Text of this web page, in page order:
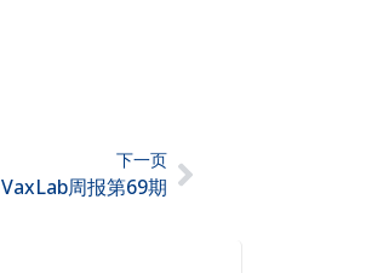
下一页
VaxLab周报第69期